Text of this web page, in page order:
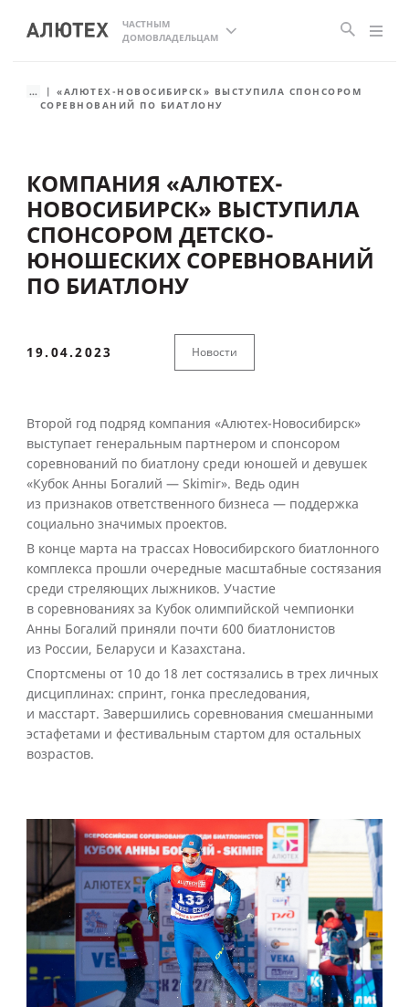
ЧАСТНЫМ
ДОМОВЛАДЕЛЬЦАМ
...
«АЛЮТЕХ-НОВОСИБИРСК» ВЫСТУПИЛА СПОНСОРОМ
СОРЕВНОВАНИЙ ПО БИАТЛОНУ
КОМПАНИЯ «АЛЮТЕХ-
НОВОСИБИРСК» ВЫСТУПИЛА
СПОНСОРОМ ДЕТСКО-
ЮНОШЕСКИХ СОРЕВНОВАНИЙ
ПО БИАТЛОНУ
19.04.2023 Новости
Второй год подряд компания «Алютех-Новосибирск»
выступает генеральным партнером и спонсором
соревнований по биатлону среди юношей и девушек
«Кубок Анны Богалий — Skimir». Ведь один
из признаков ответственного бизнеса — поддержка
социально значимых проектов.
В конце марта на трассах Новосибирского биатлонного
комплекса прошли очередные масштабные состязания
среди стреляющих лыжников. Участие
в соревнованиях за Кубок олимпийской чемпионки
Анны Богалий приняли почти 600 биатлонистов
из России, Беларуси и Казахстана.
Спортсмены от 10 до 18 лет состязались в трех личных
дисциплинах: спринт, гонка преследования,
и масстарт. Завершились соревнования смешанными
эстафетами и фестивальным стартом для остальных
возрастов.